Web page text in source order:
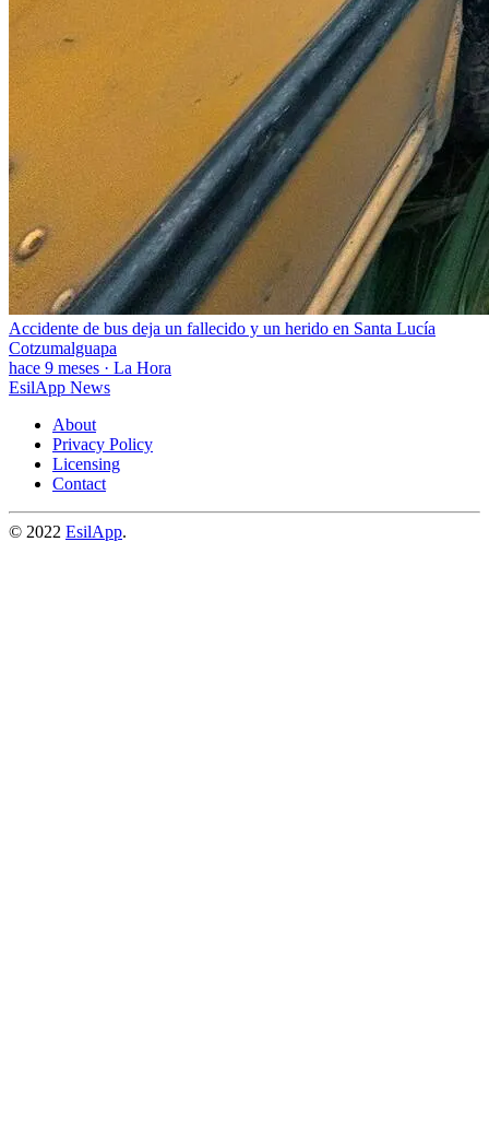
Accidente de bus deja un fallecido y un herido en Santa Lucía
Cotzumalguapa
hace 9 meses · La Hora
EsilApp News
About
Privacy Policy
Licensing
Contact
© 2022 EsilApp.